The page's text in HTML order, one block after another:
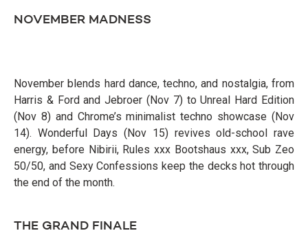
NOVEMBER MADNESS
November blends hard dance, techno, and nostalgia, from
Harris & Ford and Jebroer (Nov 7) to Unreal Hard Edition
(Nov 8) and Chrome’s minimalist techno showcase (Nov
14). Wonderful Days (Nov 15) revives old-school rave
energy, before Nibirii, Rules xxx Bootshaus xxx, Sub Zeo
50/50, and Sexy Confessions keep the decks hot through
the end of the month.
THE GRAND FINALE